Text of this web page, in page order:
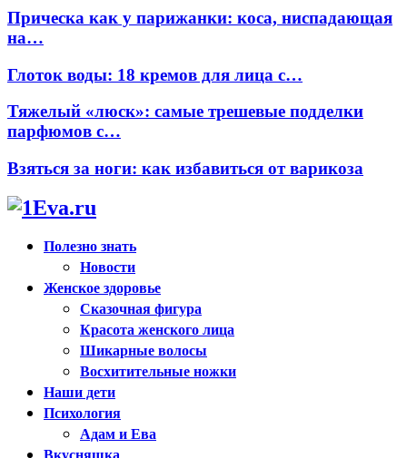
Прическа как у парижанки: коса, ниспадающая
на…
Глоток воды: 18 кремов для лица с…
Тяжелый «люск»: самые трешевые подделки
парфюмов с…
Взяться за ноги: как избавиться от варикоза
Полезно знать
Новости
Женское здоровье
Сказочная фигура
Красота женского лица
Шикарные волосы
Восхитительные ножки
Наши дети
Психология
Адам и Ева